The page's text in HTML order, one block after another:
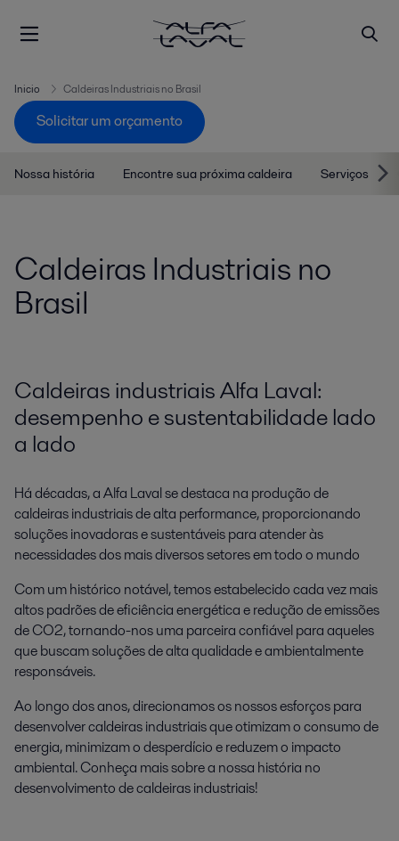
Inicio Caldeiras Industriais no Brasil
Solicitar um orçamento
Nossa história Encontre sua próxima caldeira Serviços
Caldeiras Industriais no
Brasil
Caldeiras industriais Alfa Laval:
desempenho e sustentabilidade lado
a lado
Há décadas, a Alfa Laval se destaca na produção de
caldeiras industriais de alta performance, proporcionando
soluções inovadoras e sustentáveis para atender às
necessidades dos mais diversos setores em todo o mundo
Com um histórico notável, temos estabelecido cada vez mais
altos padrões de eficiência energética e redução de emissões
de CO2, tornando-nos uma parceira confiável para aqueles
que buscam soluções de alta qualidade e ambientalmente
responsáveis.
Ao longo dos anos, direcionamos os nossos esforços para
desenvolver caldeiras industriais que otimizam o consumo de
energia, minimizam o desperdício e reduzem o impacto
ambiental. Conheça mais sobre a nossa história no
desenvolvimento de caldeiras industriais!